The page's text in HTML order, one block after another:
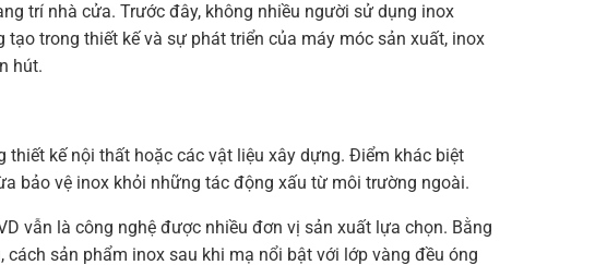
trí nhà cửa. Trước đây, không nhiều người sử dụng inox
trong thiết kế và sự phát triển của máy móc sản xuất, inox
hút.
kế nội thất hoặc các vật liệu xây dựng. Điểm khác biệt
bảo vệ inox khỏi những tác động xấu từ môi trường ngoài.
vẫn là công nghệ được nhiều đơn vị sản xuất lựa chọn. Bằng
sản phẩm inox sau khi mạ nổi bật với lớp vàng đều óng